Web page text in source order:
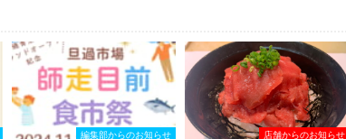
編集部からのお知らせ 店舗からのお知らせ